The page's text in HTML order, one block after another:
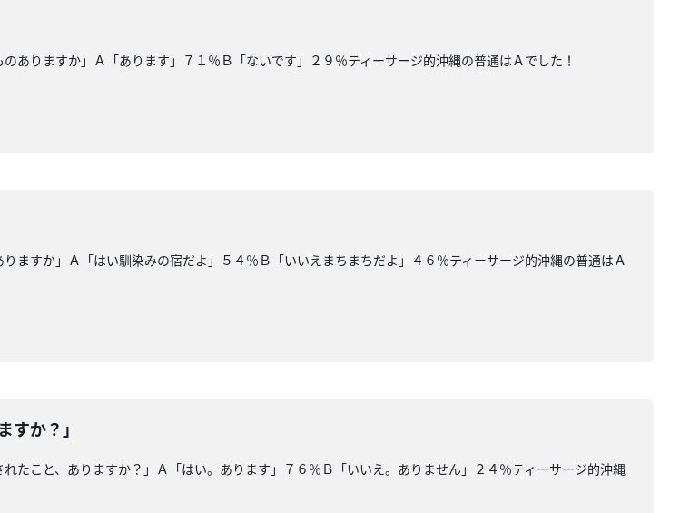
ありますか」Ａ「あります」７１％Ｂ「ないです」２９％ティーサージ的沖縄の普通はＡでした！
ますか」Ａ「はい馴染みの宿だよ」５４％Ｂ「いいえまちまちだよ」４６％ティーサージ的沖縄の普通はＡ
すか？」
たこと、ありますか？」Ａ「はい。あります」７６％Ｂ「いいえ。ありません」２４％ティーサージ的沖縄